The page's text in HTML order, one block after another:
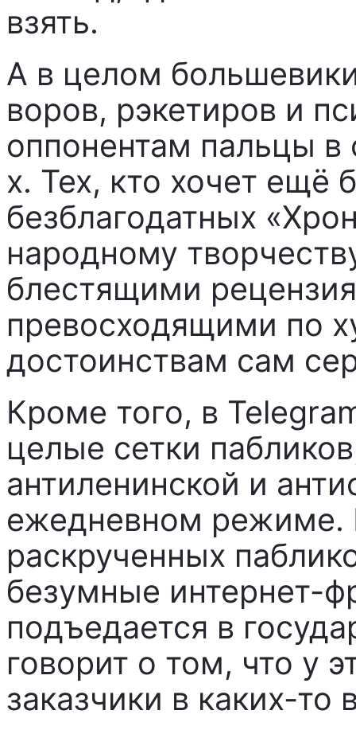
взять.
А в целом
воров, рэкетиров и
оппонентам пальцы в
х. Тех, кто хочет ещё
безблагодатных
народному
блестящими
превосходящими по
достоинствам сам
Кроме того, в
целые сетки
антиленинской и
ежедневном
раскрученных
безумные интернет-
подъедается в
говорит о том, что у
заказчики в каких-то